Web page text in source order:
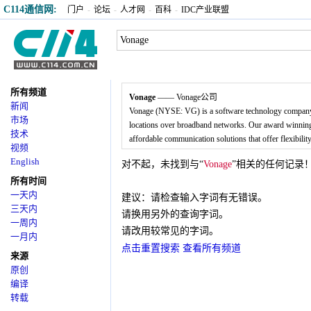
C114通信网: 门户 - 论坛 - 人才网 - 百科 - IDC产业联盟
所有频道
新闻
市场
技术
视频
English
所有时间
一天内
三天内
一周内
一月内
来源
原创
编译
转载
Vonage —— Vonage公司
Vonage (NYSE: VG) is a software technology
locations over broadband networks. Our award
affordable communication solutions that offer
对不起，未找到与“Vonage”相关的任何记录
建议：请检查输入字词有无错误。
请换用另外的查询字词。
请改用较常见的字词。
点击重置搜索 查看所有频道